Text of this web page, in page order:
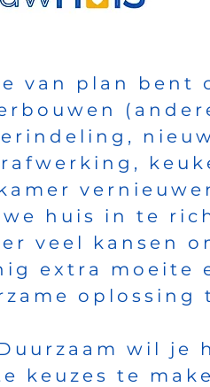
van plan bent
huis in te
veel kansen
extra moeite
oplossing
wil je
keuzes te